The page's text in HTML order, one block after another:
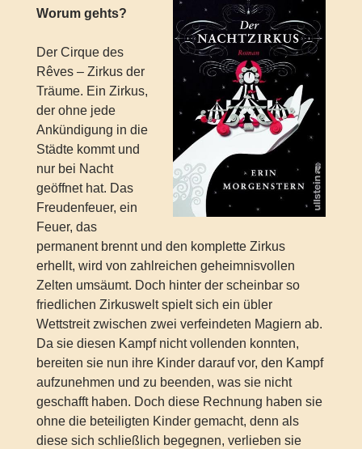
Worum gehts?
Der Cirque des
Rêves – Zirkus der
Träume. Ein Zirkus,
der ohne jede
Ankündigung in die
Städte kommt und
nur bei Nacht
geöffnet hat. Das
Freudenfeuer, ein
Feuer, das
permanent brennt und den komplette Zirkus
erhellt, wird von zahlreichen geheimnisvollen
Zelten umsäumt. Doch hinter der scheinbar so
friedlichen Zirkuswelt spielt sich ein übler
Wettstreit zwischen zwei verfeindeten Magiern ab.
Da sie diesen Kampf nicht vollenden konnten,
bereiten sie nun ihre Kinder darauf vor, den Kampf
aufzunehmen und zu beenden, was sie nicht
geschafft haben. Doch diese Rechnung haben sie
ohne die beteiligten Kinder gemacht, denn als
diese sich schließlich begegnen, verlieben sie